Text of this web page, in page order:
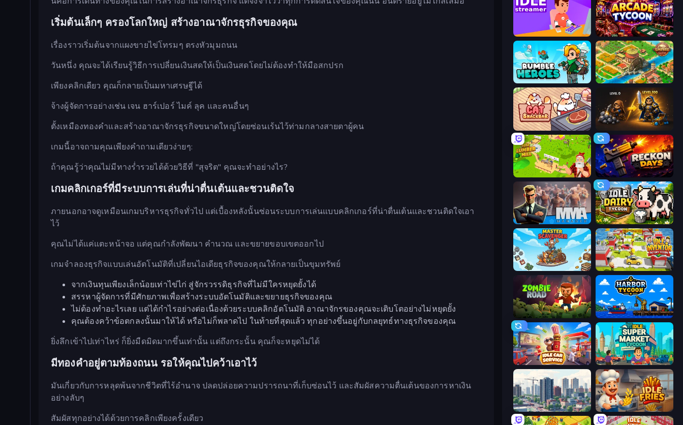
เริ่มต้นเล็กๆ ครองโลกใหญ่ สร้างอาณาจักรธุรกิจของคุณ
เรื่องราวเริ่มต้นจากแผงขายไข่โทรมๆ ตรงหัวมุมถนน
วันหนึ่ง คุณจะได้เรียนรู้วิธีการเปลี่ยนเงินสดให้เป็นเงินสดโดยไม่ต้องทำให้มือสกปรก
เพียงคลิกเดียว คุณก็กลายเป็นมหาเศรษฐีได้
จ้างผู้จัดการอย่างเช่น เจน ฮาร์เปอร์ ไมค์ ลุค และคนอื่นๆ
ตั้งเหมืองทองคำและสร้างอาณาจักรธุรกิจขนาดใหญ่โดยซ่อนเร้นไว้ท่ามกลางสายตาผู้คน
เกมนี้อาจถามคุณเพียงคำถามเดียวง่ายๆ:
ถ้าคุณรู้ว่าคุณไม่มีทางร่ำรวยได้ด้วยวิธีที่ "สุจริต" คุณจะทำอย่างไร?
เกมคลิกเกอร์ที่มีระบบการเล่นที่น่าตื่นเต้นและชวนติดใจ
ภายนอกอาจดูเหมือนเกมบริหารธุรกิจทั่วไป แต่เบื้องหลังนั้นซ่อนระบบการเล่นแบบคลิกเกอร์ที่น่าตื่นเต้นและชวนติดใจเอา
ไว้
คุณไม่ได้แค่แตะหน้าจอ แต่คุณกำลังพัฒนา คำนวณ และขยายขอบเขตออกไป
เกมจำลองธุรกิจแบบเล่นอัตโนมัติที่เปลี่ยนไอเดียธุรกิจของคุณให้กลายเป็นขุมทรัพย์
จากเงินทุนเพียงเล็กน้อยเท่าไข่ไก่ สู่จักรวรรดิธุรกิจที่ไม่มีใครหยุดยั้งได้
สรรหาผู้จัดการที่มีศักยภาพเพื่อสร้างระบบอัตโนมัติและขยายธุรกิจของคุณ
ไม่ต้องทำอะไรเลย แต่ได้กำไรอย่างต่อเนื่องด้วยระบบคลิกอัตโนมัติ อาณาจักรของคุณจะเติบโตอย่างไม่หยุดยั้ง
คุณต้องคว้าข้อตกลงนั้นมาให้ได้ หรือไม่ก็พลาดไป ในท้ายที่สุดแล้ว ทุกอย่างขึ้นอยู่กับกลยุทธ์ทางธุรกิจของคุณ
ยิ่งลึกเข้าไปเท่าไหร่ ก็ยิ่งมืดมิดมากขึ้นเท่านั้น แต่ถึงกระนั้น คุณก็จะหยุดไม่ได้
มีทองคำอยู่ตามท้องถนน รอให้คุณไปคว้าเอาไว้
มันเกี่ยวกับการหลุดพ้นจากชีวิตที่ไร้อำนาจ ปลดปล่อยความปรารถนาที่เก็บซ่อนไว้ และสัมผัสความตื่นเต้นของการหาเงิน
อย่างลับๆ
สัมผัสทุกอย่างได้ด้วยการคลิกเพียงครั้งเดียว
Idle Streamer Arcade Tycoon
Rumble Heroes Empire City
Cat Snack Bar Gothic Story RPG
Idle Lumber Mill Reckon Days
MMA Manager 2 Idle Dairy Tycoon
Master Scavenger Idle Inventor
Zombie Road Harbor Tycoon
Idle Car Service: Tycoon Idle Supermarket Tycoon
SuperCity 3D Idle Fries